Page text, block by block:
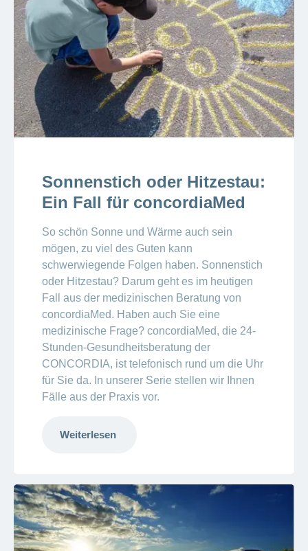
Sonnenstich oder Hitzestau:
Ein Fall für concordiaMed
So schön Sonne und Wärme auch sein
mögen, zu viel des Guten kann
schwerwiegende Folgen haben. Sonnenstich
oder Hitzestau? Darum geht es im heutigen
Fall aus der medizinischen Beratung von
concordiaMed. Haben auch Sie eine
medizinische Frage? concordiaMed, die 24-
Stunden-Gesundheitsberatung der
CONCORDIA, ist telefonisch rund um die Uhr
für Sie da. In unserer Serie stellen wir Ihnen
Fälle aus der Praxis vor.
Weiterlesen